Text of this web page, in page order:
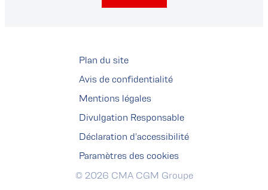
Plan du site
Avis de confidentialité
Mentions légales
Divulgation Responsable
Déclaration d'accessibilité
Paramètres des cookies
© 2026 CMA CGM Groupe